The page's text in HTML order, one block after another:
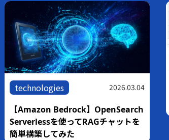
technologies 2026.06.18
世界最速！！AWS Blocks技術検証